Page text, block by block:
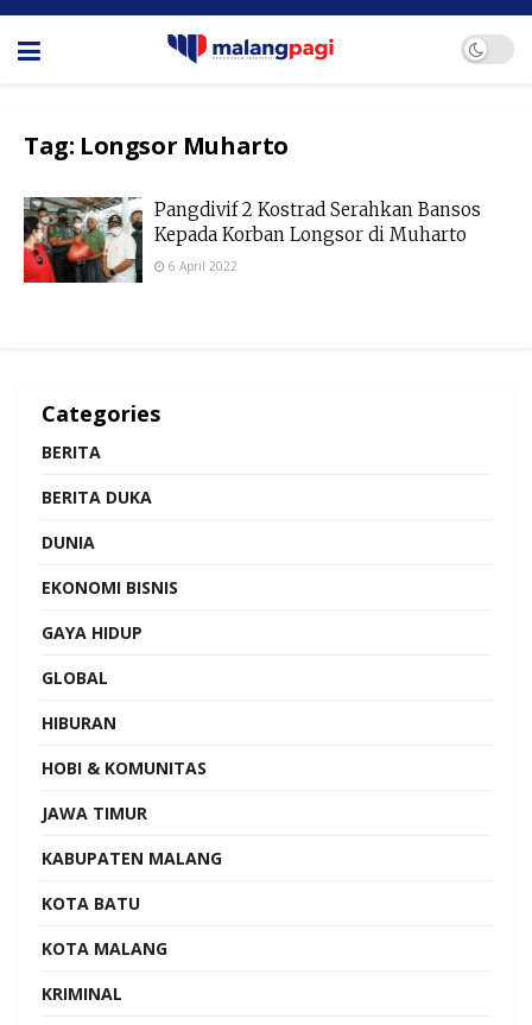
Tag: Longsor Muharto
Pangdivif 2 Kostrad Serahkan Bansos
Kepada Korban Longsor di Muharto
6 April 2022
Categories
BERITA
BERITA DUKA
DUNIA
EKONOMI BISNIS
GAYA HIDUP
GLOBAL
HIBURAN
HOBI & KOMUNITAS
JAWA TIMUR
KABUPATEN MALANG
KOTA BATU
KOTA MALANG
KRIMINAL